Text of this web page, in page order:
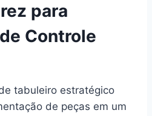
para
Controle
tabuleiro estratégico
de peças em um